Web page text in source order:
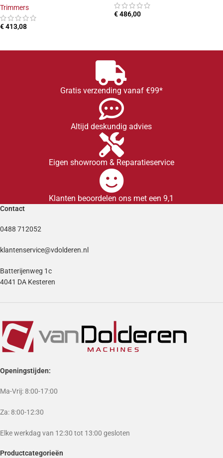
Trimmers
€413,08
€486,00
Gratis verzending vanaf €99*
Altijd deskundig advies
Eigen showroom & Reparatieservice
Klanten beoordelen ons met een 9,1
Contact
0488 712052
klantenservice@vdolderen.nl
Batterijenweg 1c
4041 DA Kesteren
Openingstijden:
Ma-Vrij: 8:00-17:00
Za: 8:00-12:30
Elke werkdag van 12:30 tot 13:00 gesloten
Productcategorieën